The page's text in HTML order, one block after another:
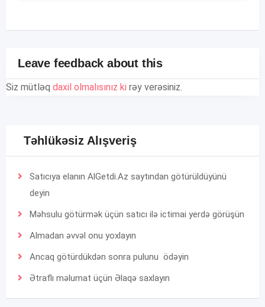
Leave feedback about this
Siz mütləq daxil olmalısınız ki rəy verəsiniz.
Təhlükəsiz Alışveriş
Satıcıya elanın AlGetdi.Az saytından götürüldüyünü
deyin
Məhsulu götürmək üçün satıcı ilə ictimai yerdə görüşün
Almadan əvvəl onu yoxlayın
Ancaq götürdükdən sonra pulunu ödəyin
Ətraflı məlumat üçün Əlaqə saxlayın